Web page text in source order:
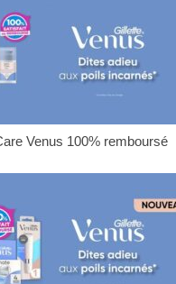
Venus 100% remboursé